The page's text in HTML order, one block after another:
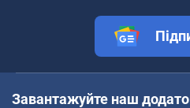
Завантажуйте наш